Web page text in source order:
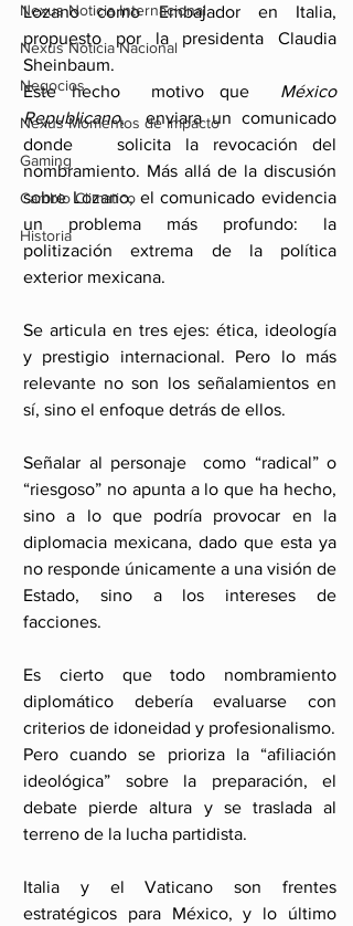
Nexus Noticia Internacional
Nexus Noticia Nacional
Negocios
Nexus Momentos de Impacto
Gaming
Cambio Climatico
Historia
Lozano como Embajador en Italia,
propuesto por la presidenta Claudia
Sheinbaum.
Este hecho  motivo que México
Republicano,  enviara un comunicado
donde   solicita la revocación del
nombramiento. Más allá de la discusión
sobre Lozano, el comunicado evidencia
un problema más profundo: la
politización extrema de la política
exterior mexicana.
Se articula en tres ejes: ética, ideología
y prestigio internacional. Pero lo más
relevante no son los señalamientos en
sí, sino el enfoque detrás de ellos.
Señalar al personaje  como “radical” o
“riesgoso” no apunta a lo que ha hecho,
sino a lo que podría provocar en la
diplomacia mexicana, dado que esta ya
no responde únicamente a una visión de
Estado, sino a los intereses de
facciones.
Es cierto que todo nombramiento
diplomático debería evaluarse con
Pero cuando se prioriza la “afiliación
ideológica” sobre la preparación, el
debate pierde altura y se traslada al
terreno de la lucha partidista.
Italia y el Vaticano son frentes
estratégicos para México, y lo último